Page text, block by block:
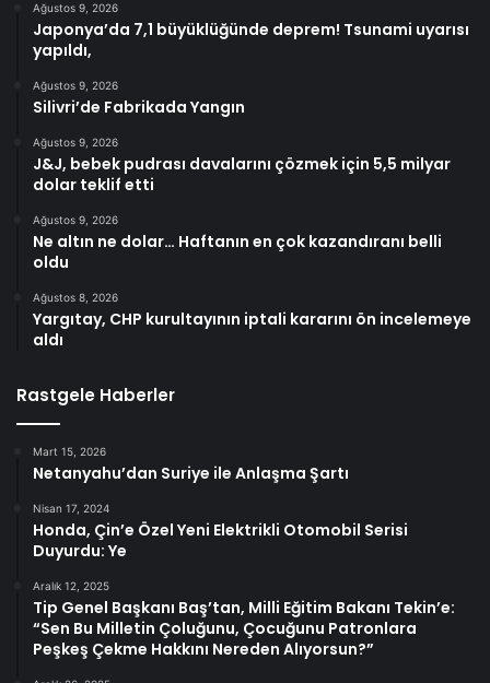
Ağustos 9, 2026
Japonya’da 7,1 büyüklüğünde deprem! Tsunami uyarısı
yapıldı,
Ağustos 9, 2026
Silivri’de Fabrikada Yangın
Ağustos 9, 2026
J&J, bebek pudrası davalarını çözmek için 5,5 milyar
dolar teklif etti
Ağustos 9, 2026
Ne altın ne dolar… Haftanın en çok kazandıranı belli
oldu
Ağustos 8, 2026
Yargıtay, CHP kurultayının iptali kararını ön incelemeye
aldı
Rastgele Haberler
Mart 15, 2026
Netanyahu’dan Suriye ile Anlaşma Şartı
Nisan 17, 2024
Honda, Çin’e Özel Yeni Elektrikli Otomobil Serisi
Duyurdu: Ye
Aralık 12, 2025
Tip Genel Başkanı Baş’tan, Milli Eğitim Bakanı Tekin’e:
“Sen Bu Milletin Çoluğunu, Çocuğunu Patronlara
Peşkeş Çekme Hakkını Nereden Alıyorsun?”